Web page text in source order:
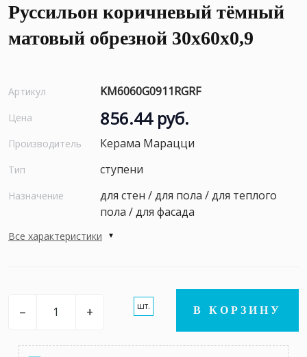
Руссильон коричневый тёмный
матовый обрезной 30x60x0,9
Артикул KM6060G0911RGRF
Цена 856.44 руб.
Производитель Керама Марацци
Тип ступени
Назначение
для стен / для пола / для теплого
пола / для фасада
Все характеристики
– + шт. В КОРЗИНУ